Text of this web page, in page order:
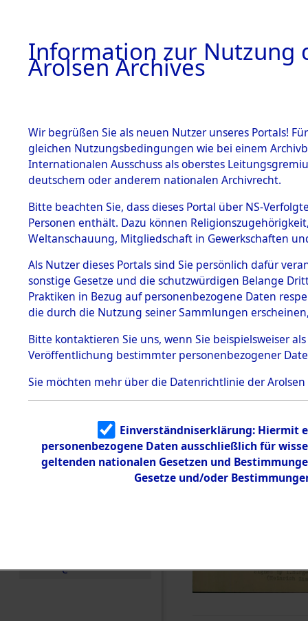
BILD
BESTÄNDE
1.
mente
5. Verschiedenes
5.3
Todesmärsche
5.3.1 Alliierte
Erhebungen
zu
Todesmärsch
en
5.3.2
Identifizierun
5.3.3
Todesmärsch
e
Geltendorf
0003 (84598029)
Information zur Nutzung
Arolsen Archives
Wir begrüßen Sie als neuen Nutzer unseres Portals!
gleichen Nutzungsbedingungen wie bei einem
Internationalen Ausschuss als oberstes
deutschem oder anderem nationalen Archivrecht.
Bitte beachten Sie, dass dieses Portal über NS-
Personen enthält. Dazu können
Weltanschauung, Mitgliedschaft in Gewerkschaften
Als Nutzer dieses Portals sind Sie persönlich dafür
sonstige Gesetze und die schutzwürdigen Belange
Praktiken in Bezug auf personenbezogene Daten
die durch die Nutzung seiner Sammlungen
Bitte kontaktieren Sie uns, wenn Sie beispielsweiser
Veröffentlichung bestimmter personenbezogener
Sie möchten mehr über die Datenrichtlinie der Arolsen
Einverständniserklärung: Hiermit
personenbezogene Daten ausschließlich für
geltenden nationalen Gesetzen und
Gesetze und/oder